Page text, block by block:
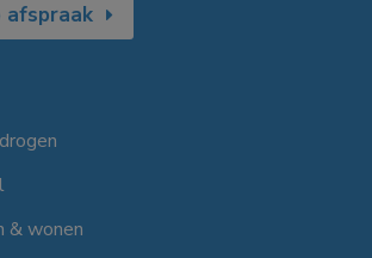
afspraak
& wonen